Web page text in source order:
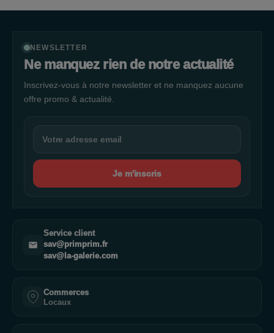
NEWSLETTER
Ne manquez rien de notre actualité
Inscrivez-vous à notre newsletter et ne manquez aucune
offre promo & actualité.
Je m'inscris
Service client
sav@primprim.fr
sav@la-galerie.com
Commerces
Locaux